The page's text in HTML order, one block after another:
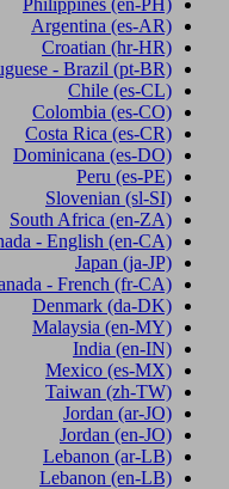
Philippines (en-PH)
Argentina (es-AR)
Croatian (hr-HR)
- Brazil (pt-BR)
Chile (es-CL)
Colombia (es-CO)
Costa Rica (es-CR)
Dominicana (es-DO)
Peru (es-PE)
Slovenian (sl-SI)
South Africa (en-ZA)
- English (en-CA)
Japan (ja-JP)
- French (fr-CA)
Denmark (da-DK)
Malaysia (en-MY)
India (en-IN)
Mexico (es-MX)
Taiwan (zh-TW)
Jordan (ar-JO)
Jordan (en-JO)
Lebanon (ar-LB)
Lebanon (en-LB)